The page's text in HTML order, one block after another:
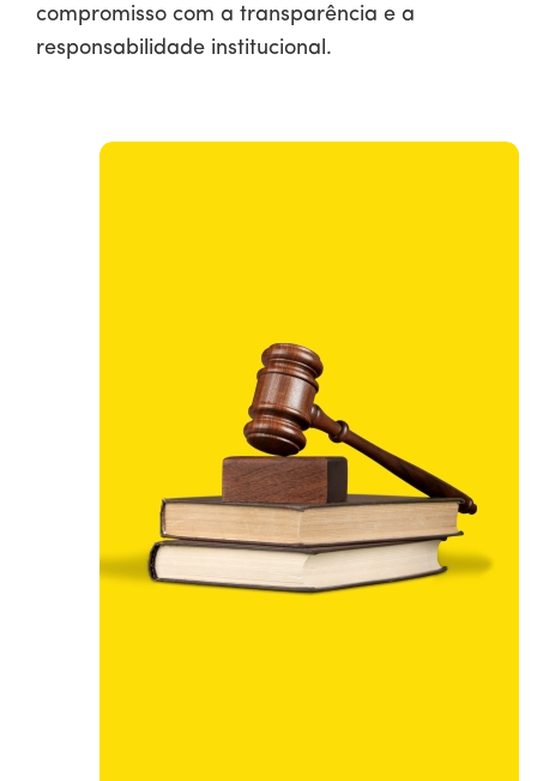
compromisso com a transparência e a
responsabilidade institucional.